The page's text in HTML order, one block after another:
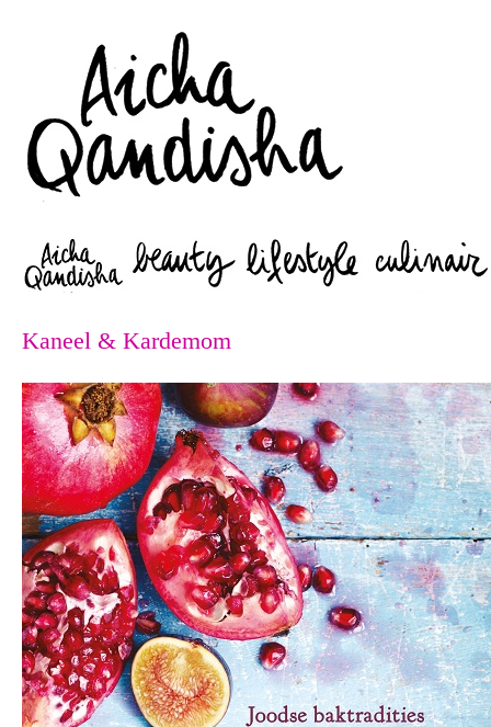
Kaneel & Kardemom